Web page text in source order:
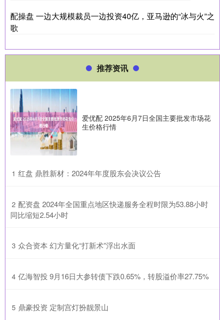
配操盘 一边大规模裁员一边投资40亿，亚马逊的“冰与火”之
歌
推荐资讯
爱优配 2025年6月7日全国主要批发市场花
生价格行情
1 ​红盘 鼎胜新材：2024年年度股东会决议公告
2 ​配资盘 2024年全国重点地区快递服务全程时限为53.88小时
同比缩短2.54小时
3 ​众合资本 幻方量化“打新术”浮出水面
4 ​亿海智投 9月16日大参转债下跌0.65%，转股溢价率27.75%
5 ​鼎豪投资 定制宫灯扮靓景山